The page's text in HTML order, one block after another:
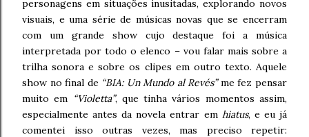
personagens em situações inusitadas, explorando novos
visuais, e uma série de músicas novas que se encerram
com um grande show cujo destaque foi a música
interpretada por todo o elenco – vou falar mais sobre a
trilha sonora e sobre os clipes em outro texto. Aquele
show no final de “BIA: Un Mundo al Revés”me fez pensar
muito em “Violetta”, que tinha vários momentos assim,
especialmente antes da novela entrar em hiatus, e eu já
comentei isso outras vezes, mas preciso repetir: